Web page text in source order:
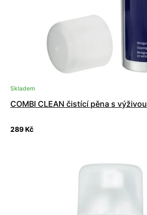
Skladem
COMBI CLEAN čistící pěna s výživou
289 Kč